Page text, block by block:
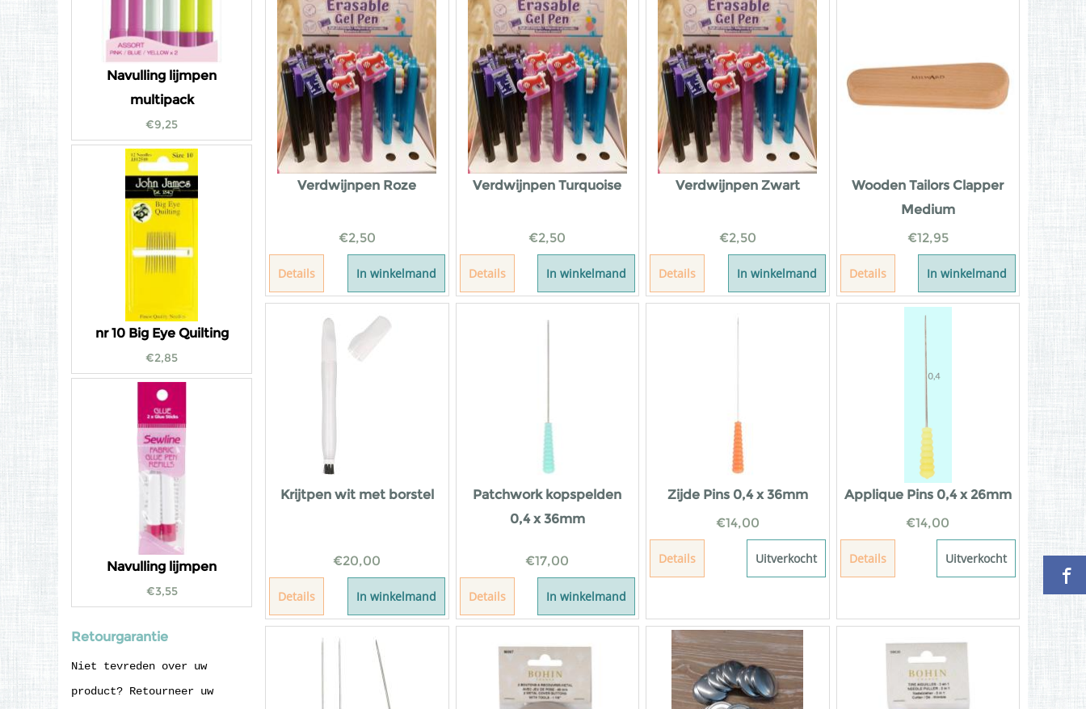
Navulling lijmpen
multipack
€9,25
nr 10 Big Eye Quilting
€2,85
Navulling lijmpen
€3,55
Retourgarantie
Niet tevreden over uw
product? Retourneer uw
Verdwijnpen Roze
€2,50
Details In winkelmand
Verdwijnpen Turquoise
€2,50
Details In winkelmand
Verdwijnpen Zwart
€2,50
Details In winkelmand
Wooden Tailors Clapper
Medium
€12,95
Details In winkelmand
Krijtpen wit met borstel
€20,00
Details In winkelmand
Patchwork kopspelden
0,4 x 36mm
€17,00
Details In winkelmand
Zijde Pins 0,4 x 36mm
€14,00
Details Uitverkocht
Applique Pins 0,4 x 26mm
€14,00
Details Uitverkocht